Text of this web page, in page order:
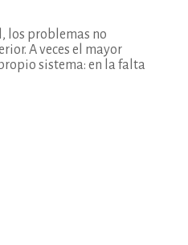
los problemas no
A veces el mayor
sistema: en la falta